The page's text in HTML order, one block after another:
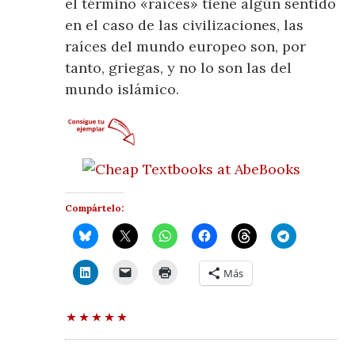
en el caso de las civilizaciones, las
raíces del mundo europeo son, por
tanto, griegas, y no lo son las del
mundo islámico.
Compártelo:
Más